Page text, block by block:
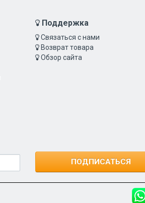
Поддержка
Связаться с нами
Возврат товара
Обзор сайта